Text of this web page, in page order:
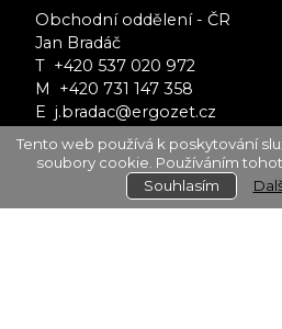
Obchodní oddělení - ČR
Jan Bradáč
T +420 537 020 972
M +420 731 147 358
E j.bradac@ergozet.cz
Obchodní oddělení - EXPORT
E kucera@ergozet.cz
Tento web používá k poskytování
soubory cookie. Používáním
Souhlasím